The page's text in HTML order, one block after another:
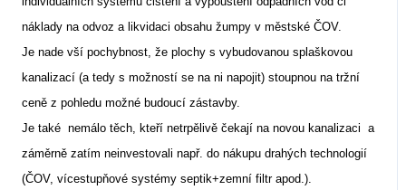
náklady na odvoz a likvidaci obsahu žumpy v městské ČOV.
Je nade vší pochybnost, že plochy s vybudovanou splaškovou
kanalizací (a tedy s možností se na ni napojit) stoupnou na tržní
ceně z pohledu možné budoucí zástavby.
Je také nemálo těch, kteří netrpělivě čekají na novou kanalizaci a
záměrně zatím neinvestovali např. do nákupu drahých technologií
(ČOV, vícestupňové systémy septik+zemní filtr apod.).